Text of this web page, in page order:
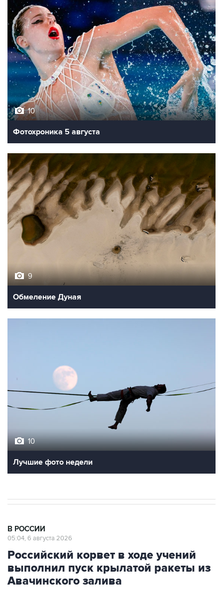
10
Фотохроника 5 августа
9
Обмеление Дуная
10
Лучшие фото недели
В РОССИИ
05:04, 6 августа 2026
Российский корвет в ходе учений
выполнил пуск крылатой ракеты из
Авачинского залива